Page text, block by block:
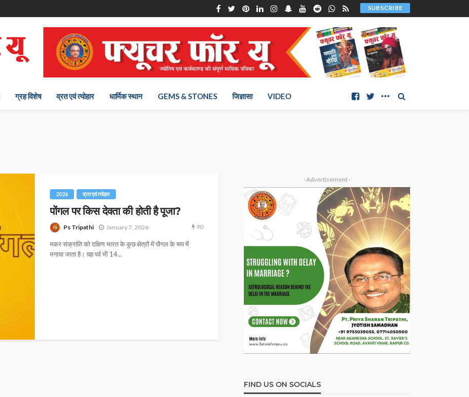
SUBSCRIBE
ग्रह विशेष व्रत एवं त्योहार धार्मिक स्थान GEMS & STONES जिज्ञासा VIDEO
2026 व्रत एवं त्योहार
पोंगल पर किस देवता की होती है पूजा?
Ps Tripathi January 7, 2026 90
मकर संक्रांति को दक्षिण भारत के कुछ क्षेत्रों में पोंगल के रूप में
मनाया जाता है। यह पर्व भी 14...
- Advertisement -
FIND US ON SOCIALS